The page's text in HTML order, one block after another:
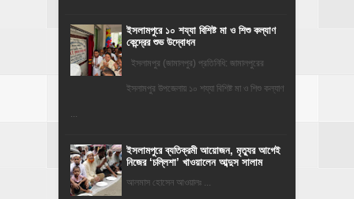
ইসলামপুরে ১০ শয্যা বিশিষ্ট মা ও শিশু কল্যাণ
কেন্দ্রের শুভ উদ্বোধন
ইসলামপুর (জামালপুর) প্রতিনিধি: জামালপুরের
ইসলামপুর উপজেলায় ১০ শয্যা বিশিষ্ট মা ও শিশু কল্যাণ
‎ইসলামপুরে ব্যতিক্রমী আয়োজন, মৃত্যুর আগেই
নিজের ‘চল্লিশা’ খাওয়ালেন আব্দুস সালাম
আলমাস হোসেন আওয়ালঃ ...